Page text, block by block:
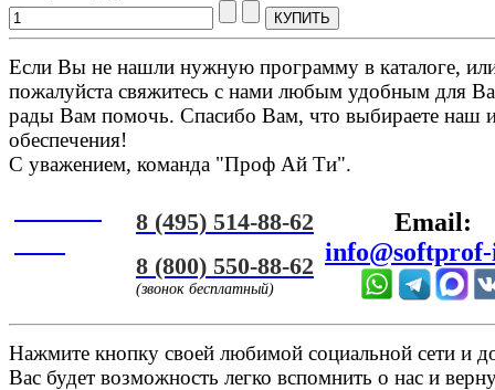
Если Вы не нашли нужную программу в каталоге,
пожалуйста свяжитесь с нами любым удобным для
рады Вам помочь. Спасибо Вам, что выбираете наш
обеспечения!
С уважением, команда "Проф Ай Ти".
8 (495) 514-88-62
8 (800) 550-88-62
(звонок бесплатный)
Email:
Нажмите кнопку своей любимой социальной сети и
Вас будет возможность легко вспомнить о нас и